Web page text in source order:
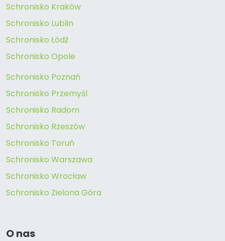
Schronisko Kraków
Schronisko Lublin
Schronisko Łódź
Schronisko Opole
Schronisko Poznań
Schronisko Przemyśl
Schronisko Radom
Schronisko Rzeszów
Schronisko Toruń
Schronisko Warszawa
Schronisko Wrocław
Schronisko Zielona Góra
O nas